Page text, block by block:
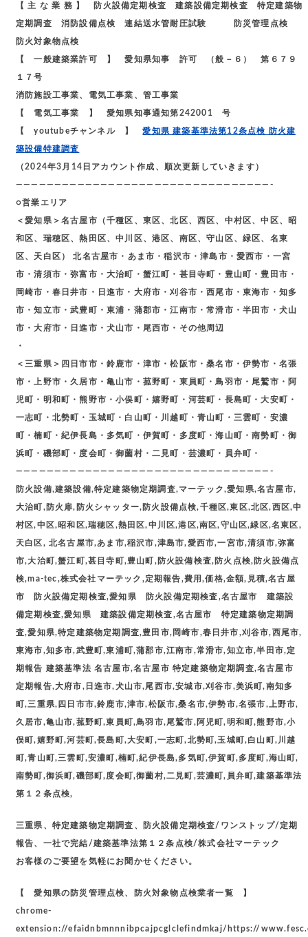
【 主 な 業 務 】 防火設備定期検査 建築設備定期検査 特定建築物
定期調査 消防設備点検 連結送水管耐圧試験 防災管理点検
防火対象物点検
【 一般建築業許可 】 愛知県知事 許可 （般－６） 第６７９
１７号
消防施設工事業、電気工事業、管工事業
【 電気工事業 】 愛知県知事通知第242001 号
【 youtubeチャンネル 】愛知県 建築基準法第12条点検 防火建
築設備特建調査
（2024年3月14日アカウント作成、順次更新していきます）
—————————————————————————————————-
○営業エリア
＜愛知県＞名古屋市（千種区、東区、北区、西区、中村区、中区、昭
和区、瑞穂区、熱田区、中川区、港区、南区、守山区、緑区、名東
区、天白区） 北名古屋市・あま市・稲沢市・津島市・愛西市・一宮
市・清須市・弥富市・大治町・蟹江町・甚目寺町・豊山町・豊田市・
岡崎市・春日井市・日進市・大府市・刈谷市・西尾市・東海市・知多
市・知立市・武豊町・東浦・蒲郡市・江南市・常滑市・半田市・犬山
市・大府市・日進市・犬山市・尾西市・その他周辺
・
＜三重県＞四日市市・鈴鹿市・津市・松阪市・桑名市・伊勢市・名張
市・上野市・久居市・亀山市・菰野町・東員町・鳥羽市・尾鷲市・阿
児町・明和町・熊野市・小俣町・嬉野町・河芸町・長島町・大安町・
一志町・北勢町・玉城町・白山町・川越町・青山町・三雲町・安濃
町・楠町・紀伊長島・多気町・伊賀町・多度町・海山町・南勢町・御
浜町・磯部町・度会町・御薗村・二見町・芸濃町・員弁町・
—————————————————————————————————-
防火設備,建築設備,特定建築物定期調査,マーテック,愛知県,名古屋市,
大治町,防火扉,防火シャッター,防火設備点検,千種区,東区,北区,西区,中
村区,中区,昭和区,瑞穂区,熱田区,中川区,港区,南区,守山区,緑区,名東区,
天白区, 北名古屋市,あま市,稲沢市,津島市,愛西市,一宮市,清須市,弥富
市,大治町,蟹江町,甚目寺町,豊山町,防火設備検査,防火点検,防火設備点
検,ma-tec,株式会社マーテック,定期報告,費用,価格,金額,見積,名古屋
市 防火設備定期検査,愛知県 防火設備定期検査,名古屋市 建築設
備定期検査,愛知県 建築設備定期検査,名古屋市 特定建築物定期調
査,愛知県,特定建築物定期調査,豊田市,岡崎市,春日井市,刈谷市,西尾市,
東海市,知多市,武豊町,東浦町,蒲郡市,江南市,常滑市,知立市,半田市,定
期報告 建築基準法 名古屋市,名古屋市 特定建築物定期調査,名古屋市
定期報告,大府市,日進市,犬山市,尾西市,安城市,刈谷市,美浜町,南知多
町,三重県,四日市市,鈴鹿市,津市,松阪市,桑名市,伊勢市,名張市,上野市,
久居市,亀山市,菰野町,東員町,鳥羽市,尾鷲市,阿児町,明和町,熊野市,小
俣町,嬉野町,河芸町,長島町,大安町,一志町,北勢町,玉城町,白山町,川越
町,青山町,三雲町,安濃町,楠町,紀伊長島,多気町,伊賀町,多度町,海山町,
南勢町,御浜町,磯部町,度会町,御薗村,二見町,芸濃町,員弁町,建築基準法
第１２条点検,
三重県、特定建築物定期調査、防火設備定期検査/ワンストップ/定期
報告、一社で完結/建築基準法第１２条点検/株式会社マーテック
お客様のご要望を気軽にお聞かせください。
【 愛知県の防災管理点検、防火対象物点検業者一覧 】
chrome-
extension://efaidnbmnnnibpcajpcglclefindmkaj/https://